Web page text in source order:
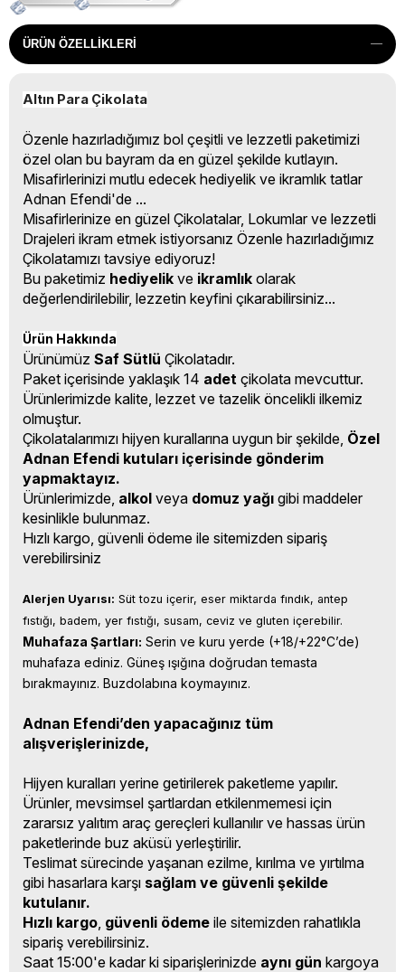
ÜRÜN ÖZELLIKLERI
Altın Para Çikolata
Özenle hazırladığımız bol çeşitli ve lezzetli paketimizi
özel olan bu bayram da en güzel şekilde kutlayın.
Misafirlerinizi mutlu edecek hediyelik ve ikramlık tatlar
Adnan Efendi'de ...
Misafirlerinize en güzel Çikolatalar, Lokumlar ve lezzetli
Drajeleri ikram etmek istiyorsanız Özenle hazırladığımız
Çikolatamızı tavsiye ediyoruz!
Bu paketimiz hediyelik ve ikramlık olarak
değerlendirilebilir, lezzetin keyfini çıkarabilirsiniz...
Ürün Hakkında
Ürünümüz Saf Sütlü Çikolatadır.
Paket içerisinde yaklaşık 14 adet çikolata mevcuttur.
Ürünlerimizde kalite, lezzet ve tazelik öncelikli ilkemiz
olmuştur.
Çikolatalarımızı hijyen kurallarına uygun bir şekilde, Özel
Adnan Efendi kutuları içerisinde gönderim
yapmaktayız.
Ürünlerimizde, alkol veya domuz yağı gibi maddeler
kesinlikle bulunmaz.
Hızlı kargo, güvenli ödeme ile sitemizden sipariş
verebilirsiniz
Alerjen Uyarısı: Süt tozu içerir, eser miktarda fındık, antep
fıstığı, badem, yer fıstığı, susam, ceviz ve gluten içerebilir.
Muhafaza Şartları: Serin ve kuru yerde (+18/+22°C’de)
muhafaza ediniz. Güneş ışığına doğrudan temasta
bırakmayınız. Buzdolabına koymayınız.
Adnan Efendi’den yapacağınız tüm
alışverişlerinizde,
Hijyen kuralları yerine getirilerek paketleme yapılır.
Ürünler, mevsimsel şartlardan etkilenmemesi için
zararsız yalıtım araç gereçleri kullanılır ve hassas ürün
paketlerinde buz aküsü yerleştirilir.
Teslimat sürecinde yaşanan ezilme, kırılma ve yırtılma
gibi hasarlara karşı sağlam ve güvenli şekilde
kutulanır.
Hızlı kargo, güvenli ödeme ile sitemizden rahatlıkla
sipariş verebilirsiniz.
Saat 15:00'e kadar ki siparişlerinizde aynı gün kargoya